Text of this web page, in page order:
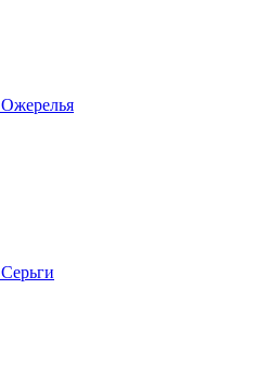
Ожерелья
Серьги